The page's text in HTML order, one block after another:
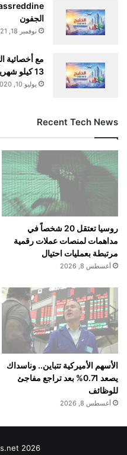
الجفون
نوفمبر 18, 2021
13 كيلو شهرياً بدون عمليات جراحية
يوليو 10, 2020
Recent Tech News
روسيا تعتقل 20 شخصاً في
مداهمات لمنصات عملات رقمية
مرتبطة بعمليات احتيال
أغسطس 8, 2026
الأسهم الأميركية تتباين.. وناسداك
يصعد 0.71% بعد تراجع مفاجئ
للوظائف
أغسطس 8, 2026
2026